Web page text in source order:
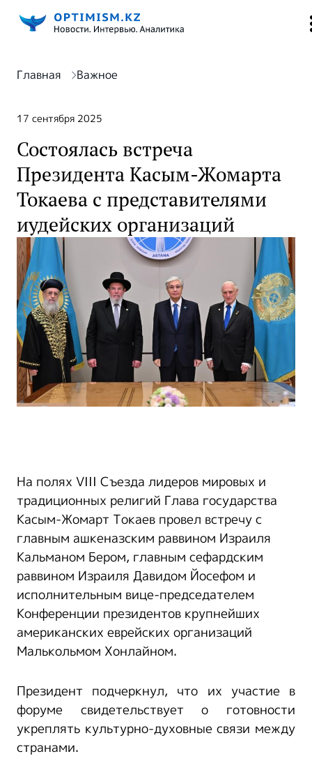
Главная Важное
17 сентября 2025
Состоялась встреча
Президента Касым-Жомарта
Токаева с представителями
иудейских организаций
На полях VIII Съезда лидеров мировых и
традиционных религий Глава государства
Касым-Жомарт Токаев провел встречу с
главным ашкеназским раввином Израиля
Кальманом Бером, главным сефардским
раввином Израиля Давидом Йосефом и
исполнительным вице-председателем
Конференции президентов крупнейших
американских еврейских организаций
Малькольмом Хонлайном.
Президент подчеркнул, что их участие в
форуме свидетельствует о готовности
укреплять культурно-духовные связи между
странами.